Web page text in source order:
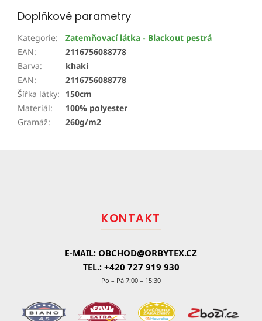
Doplňkové parametry
Kategorie:
Zatemňovací látka - Blackout pestrá
EAN:
2116756088778
Barva:
khaki
EAN:
2116756088778
Šířka látky:
150cm
Materiál:
100% polyester
Gramáž: 260g/m2
KONTAKT
E-MAIL: OBCHOD@ORBYTEX.CZ
TEL.: +420 727 919 930
Po – Pá 7:00 – 15:30